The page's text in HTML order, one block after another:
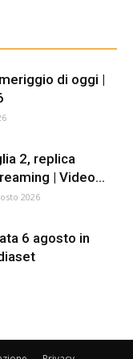
di oggi |
2, replica
| Video...
2026
6 agosto in